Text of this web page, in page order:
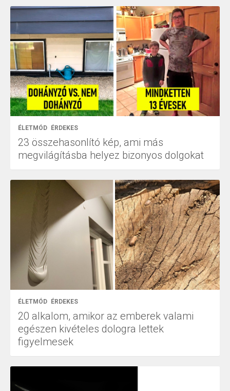
ÉLETMÓD ÉRDEKES
23 összehasonlító kép, ami más
megvilágításba helyez bizonyos dolgokat
ÉLETMÓD ÉRDEKES
20 alkalom, amikor az emberek valami
egészen kivételes dologra lettek
figyelmesek